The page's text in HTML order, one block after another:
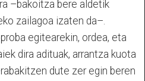
–bakoitza bere aldetik
zailagoa izaten da–.
egitearekin, ordea, eta
dira adituak, arrantza kuota
dute zer egin beren